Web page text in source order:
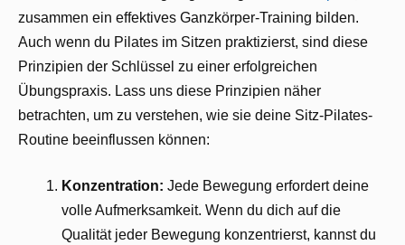
zusammen ein effektives Ganzkörper-Training bilden.
Auch wenn du Pilates im Sitzen praktizierst, sind diese
Prinzipien der Schlüssel zu einer erfolgreichen
Übungspraxis. Lass uns diese Prinzipien näher
betrachten, um zu verstehen, wie sie deine Sitz-Pilates-
Routine beeinflussen können:
Konzentration: Jede Bewegung erfordert deine
volle Aufmerksamkeit. Wenn du dich auf die
Qualität jeder Bewegung konzentrierst, kannst du